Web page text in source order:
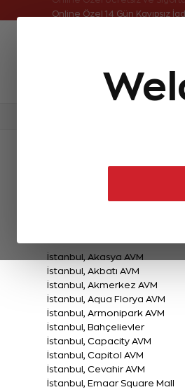
Online Özel Ücretsiz ve
Aynı
İstanbul, Akasya AVM
İstanbul, Akbatı AVM
İstanbul, Akmerkez AVM
İstanbul, Aqua Florya AVM
İstanbul, Armonipark AVM
İstanbul, Bahçelievler
İstanbul, Capacity AVM
İstanbul, Capitol AVM
İstanbul, Cevahir AVM
İstanbul, Emaar Square Mall